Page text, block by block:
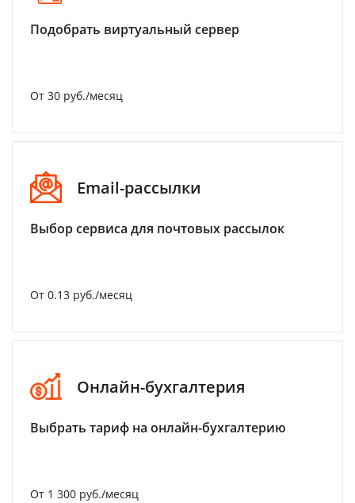
Подобрать виртуальный сервер
От 30 руб./месяц
Email-рассылки
Выбор сервиса для почтовых рассылок
От 0.13 руб./месяц
Онлайн-бухгалтерия
Выбрать тариф на онлайн-бухгалтерию
От 1 300 руб./месяц